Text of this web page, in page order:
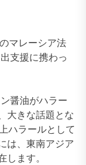
マレーシア法
支援に携わっ
醤油がハラー
大きな話題とな
ハラールとして
は、東南アジア
ます。